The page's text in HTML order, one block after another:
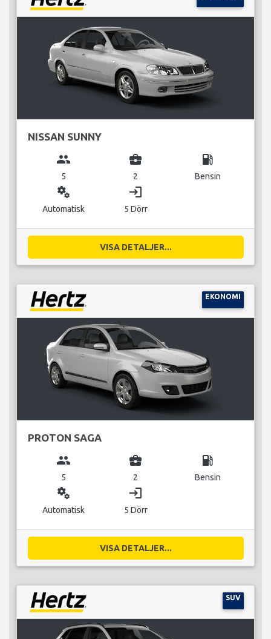
NISSAN SUNNY
group
5
business_center
2
local_gas_station
Bensin
miscellaneous_services
Automatisk
login
5 Dörr
VISA DETALJER...
EKONOMI
PROTON SAGA
group
5
business_center
2
local_gas_station
Bensin
miscellaneous_services
Automatisk
login
5 Dörr
VISA DETALJER...
SUV